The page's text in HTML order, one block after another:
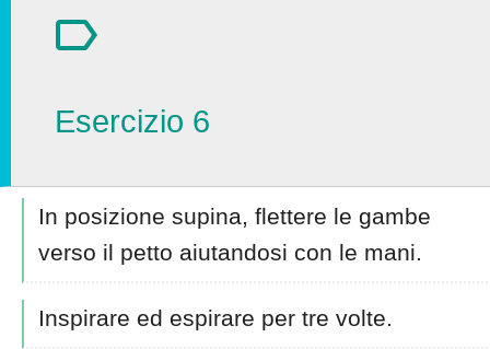
Esercizio 6
In posizione supina, flettere le gambe
verso il petto aiutandosi con le mani.
Inspirare ed espirare per tre volte.